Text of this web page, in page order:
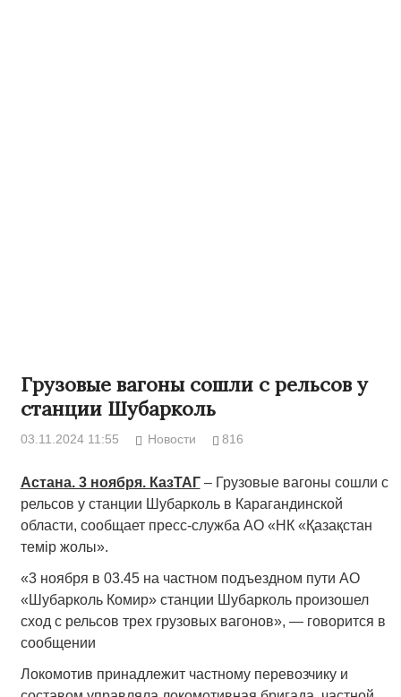
Грузовые вагоны сошли с рельсов у
станции Шубарколь
03.11.2024 11:55 Новости 816
Астана. 3 ноября. КазТАГ– Грузовые вагоны сошли с
рельсов у станции Шубарколь в Карагандинской
области, сообщает пресс-служба АО «НК «Қазақстан
темір жолы».
«3 ноября в 03.45 на частном подъездном пути АО
«Шубарколь Комир» станции Шубарколь произошел
сход с рельсов трех грузовых вагонов», — говорится в
сообщении
Локомотив принадлежит частному перевозчику и